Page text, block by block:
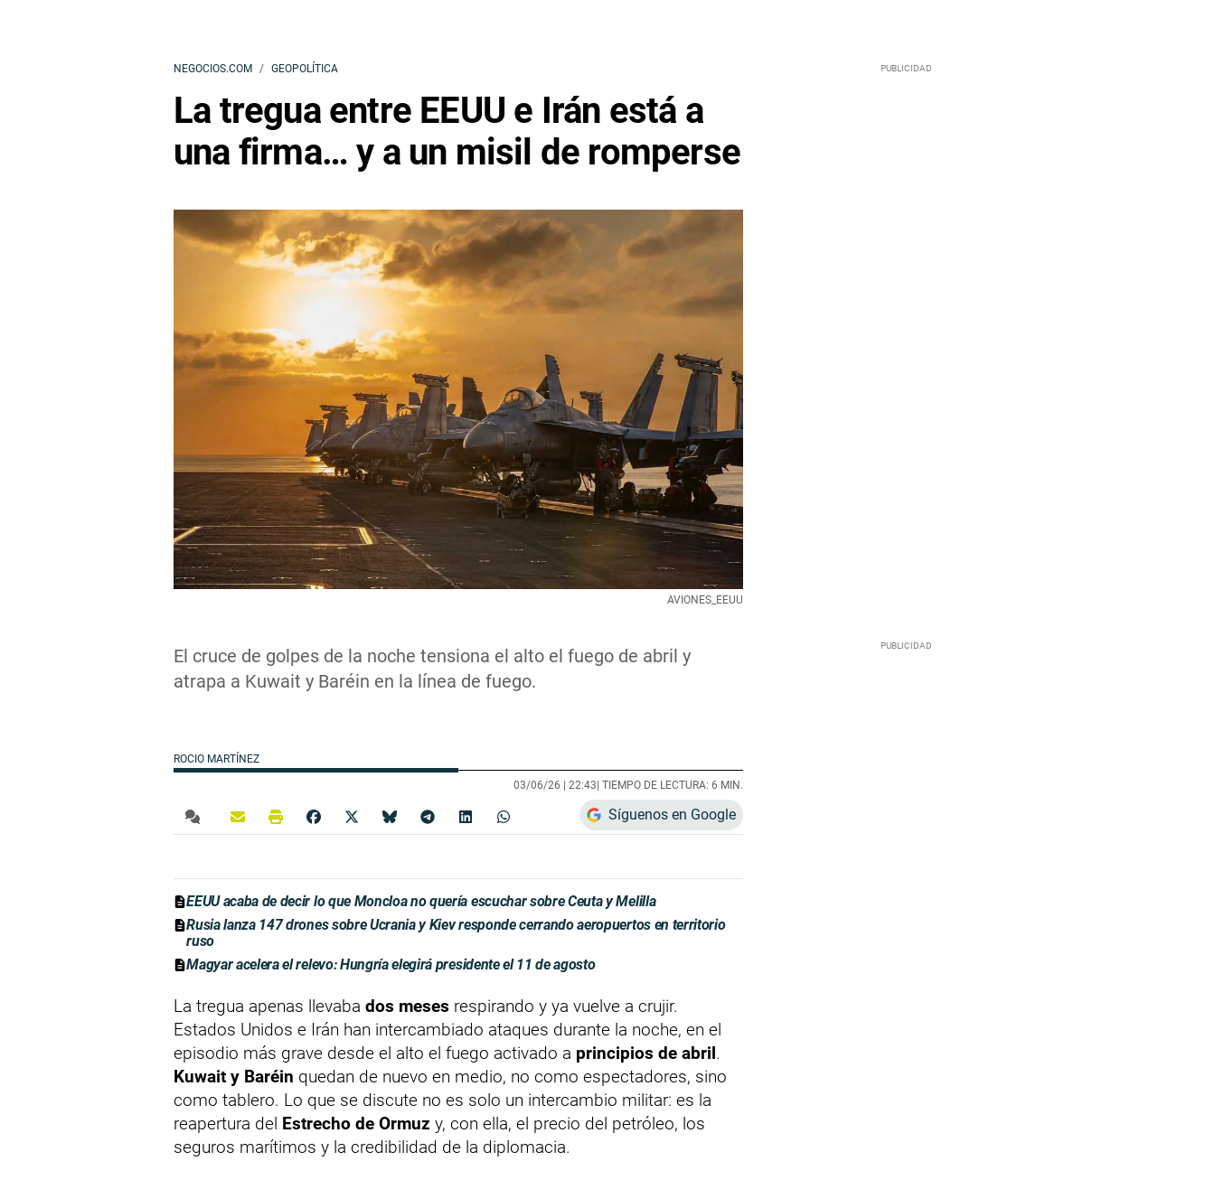
NEGOCIOS.COM GEOPOLÍTICA
La tregua entre EEUU e Irán está a
una firma… y a un misil de romperse
El cruce de golpes de la noche tensiona el alto el fuego de abril y
atrapa a Kuwait y Baréin en la línea de fuego.
AVIONES_EEUU
ROCIO MARTÍNEZ
03/06/26 | 22:43| TIEMPO DE LECTURA: 6 MIN.
Síguenos en Google
EEUU acaba de decir lo que Moncloa no quería escuchar sobre Ceuta y Melilla
Rusia lanza 147 drones sobre Ucrania y Kiev responde cerrando aeropuertos en territorio
ruso
Magyar acelera el relevo: Hungría elegirá presidente el 11 de agosto
La tregua apenas llevaba dos meses respirando y ya vuelve a crujir.
Estados Unidos e Irán han intercambiado ataques durante la noche, en el
episodio más grave desde el alto el fuego activado a principios de abril.
Kuwait y Baréin quedan de nuevo en medio, no como espectadores, sino
como tablero. Lo que se discute no es solo un intercambio militar: es la
reapertura del Estrecho de Ormuz y, con ella, el precio del petróleo, los
seguros marítimos y la credibilidad de la diplomacia.